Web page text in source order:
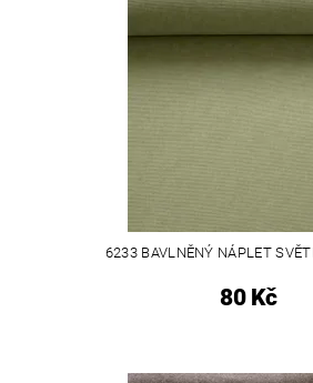
6233 BAVLNĚNÝ NÁPLET
80 Kč